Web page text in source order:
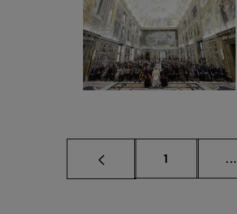
Página
1 ...